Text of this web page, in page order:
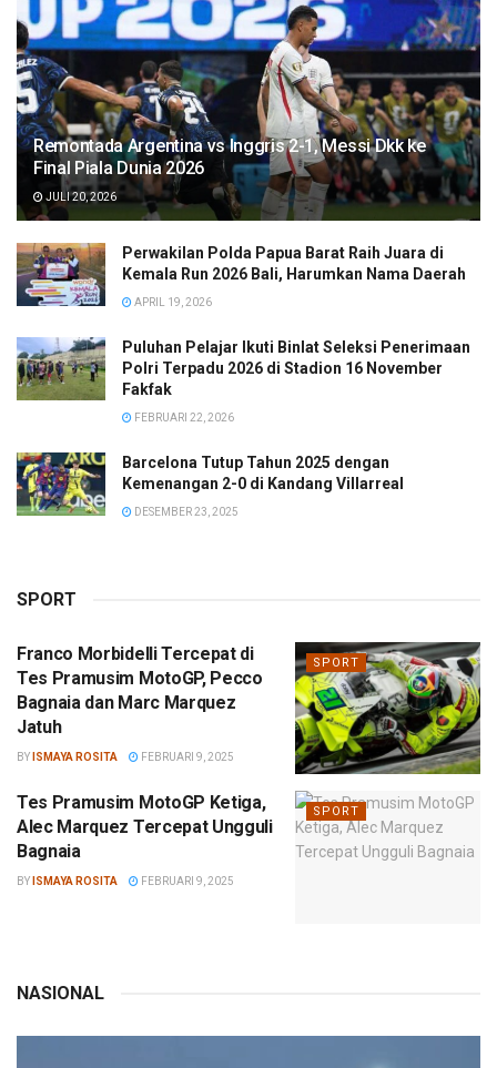
Remontada Argentina vs Inggris 2-1, Messi Dkk ke
Final Piala Dunia 2026
JULI 20, 2026
Perwakilan Polda Papua Barat Raih Juara di
Kemala Run 2026 Bali, Harumkan Nama Daerah
APRIL 19, 2026
Puluhan Pelajar Ikuti Binlat Seleksi Penerimaan
Polri Terpadu 2026 di Stadion 16 November
Fakfak
FEBRUARI 22, 2026
Barcelona Tutup Tahun 2025 dengan
Kemenangan 2-0 di Kandang Villarreal
DESEMBER 23, 2025
SPORT
SPORT
Franco Morbidelli Tercepat di
Tes Pramusim MotoGP, Pecco
Bagnaia dan Marc Marquez
Jatuh
BY ISMAYA ROSITA FEBRUARI 9, 2025
SPORT
Tes Pramusim MotoGP Ketiga,
Alec Marquez Tercepat Ungguli
Bagnaia
BY ISMAYA ROSITA FEBRUARI 9, 2025
NASIONAL